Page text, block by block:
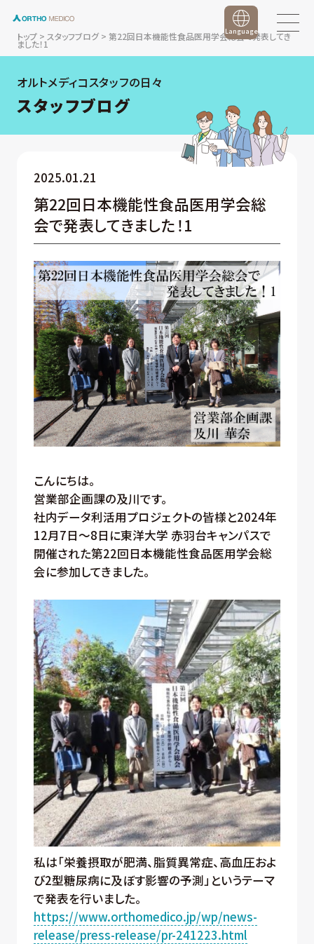
トップ> スタッフブログ> 第22回日本機能性食品医用学会総会で発表してき
ました！1
Language
オルトメディコスタッフの日々
スタッフブログ
2025.01.21
第22回日本機能性食品医用学会総
会で発表してきました！1
こんにちは。
営業部企画課の及川です。
社内データ利活用プロジェクトの皆様と2024年
12月7日～8日に東洋大学 赤羽台キャンパスで
開催された第22回日本機能性食品医用学会総
会に参加してきました。
私は「栄養摂取が肥満、脂質異常症、高血圧およ
び2型糖尿病に及ぼす影響の予測」というテーマ
で発表を行いました。
https://www.orthomedico.jp/wp/news-
release/press-release/pr-241223.html